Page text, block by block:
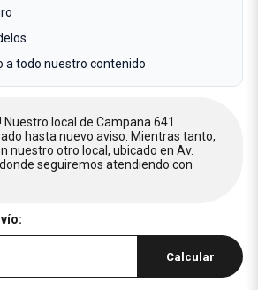
a todo nuestro contenido
local de Campana 641
hasta nuevo aviso. Mientras tanto,
nuestro otro local, ubicado en Av.
seguiremos atendiendo con
Calcular